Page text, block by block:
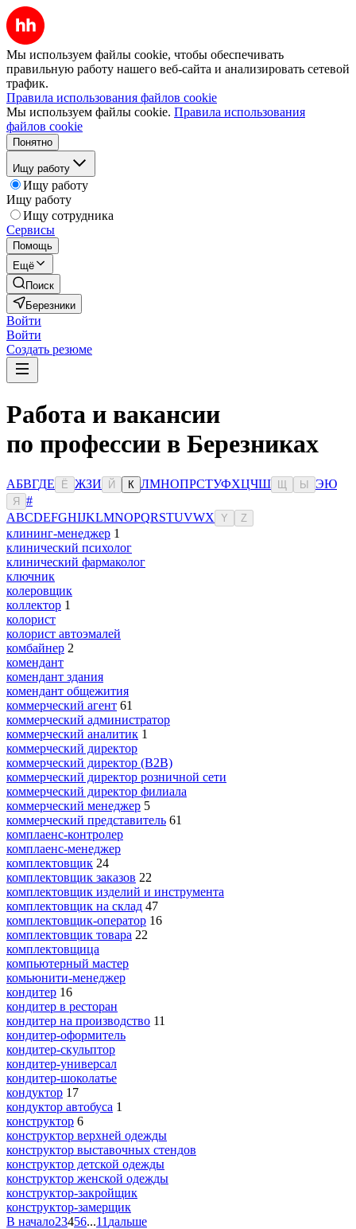
Мы используем файлы cookie, чтобы обеспечивать
правильную работу нашего веб-сайта и анализировать сетевой
трафик.
Правила использования файлов cookie
Мы используем файлы cookie. Правила использования
файлов cookie
Понятно
Ищу работу
Ищу работу
Ищу работу
Ищу сотрудника
Сервисы
Помощь
Ещё
Поиск
Березники
Войти
Войти
Создать резюме
Работа и вакансии
по профессии в Березниках
АБВГДЕ Ё ЖЗИ Й К ЛМНОПРСТУФХЦЧШ Ы ЭЮ
Я
#
ABCDEFGHIJKLMNOPQRSTUVWX Y Z
клининг-менеджер 1
клинический психолог
клинический фармаколог
ключник
колеровщик
коллектор 1
колорист
колорист автоэмалей
комбайнер 2
комендант
комендант здания
комендант общежития
коммерческий агент 61
коммерческий администратор
коммерческий аналитик 1
коммерческий директор
коммерческий директор (B2B)
коммерческий директор розничной сети
коммерческий директор филиала
коммерческий менеджер 5
коммерческий представитель 61
комплаенс-контролер
комплаенс-менеджер
комплектовщик 24
комплектовщик заказов 22
комплектовщик изделий и инструмента
комплектовщик на склад 47
комплектовщик-оператор 16
комплектовщик товара 22
комплектовщица
компьютерный мастер
комьюнити-менеджер
кондитер 16
кондитер в ресторан
кондитер на производство 11
кондитер-оформитель
кондитер-скульптор
кондитер-универсал
кондитер-шоколатье
кондуктор 17
кондуктор автобуса 1
конструктор 6
конструктор верхней одежды
конструктор выставочных стендов
конструктор детской одежды
конструктор женской одежды
конструктор-закройщик
конструктор-замерщик
В начало23456...11 дальше